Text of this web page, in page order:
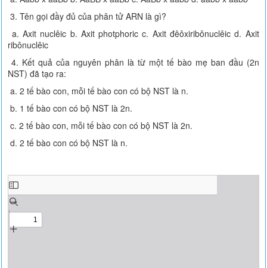
3. Tên gọi đầy đủ của phân tử ARN là gì?
a. Axit nuclêic b. Axit photphoric c. Axit đêôxiribônuclêic d. Axit
ribônuclêic
4. Kết quả của nguyên phân là từ một tế bào mẹ ban đầu (2n
NST) đã tạo ra:
a. 2 tế bào con, mỗi tế bào con có bộ NST là n.
b. 1 tế bào con có bộ NST là 2n.
c. 2 tế bào con, mỗi tế bào con có bộ NST là 2n.
d. 2 tế bào con có bộ NST là n.